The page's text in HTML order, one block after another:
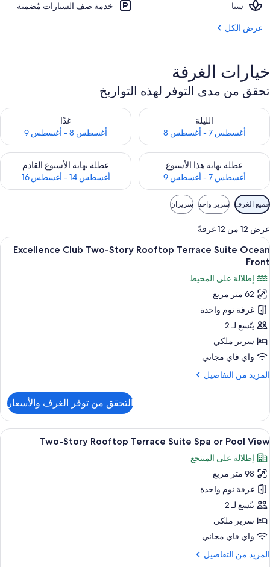
سبا
خدمة صف السيارات مُضمنة
عرض الكل
خيارات الغرفة
تحقق من مدى التوفر لهذه التواريخ
الليلة
أغسطس 7 - أغسطس 8
تحقق من مدى التوفر لليلة للفترة أغسطس 7 - أغسطس 8
غدًا
أغسطس 8 - أغسطس 9
تحقق من مدى التوفر لغد للفترة أغسطس
عطلة نهاية هذا الأسبوع
أغسطس 7 - أغسطس 9
تحقق من مدى التوفر لعطلة نهاية هذا الأسبوع للفترة أغسطس 7 - أغسطس 9
عطلة نهاية الأسبوع القادم
أغسطس 14 - أغسطس 16
تحقق من مدى التوفر لعطلة نهاية
عوامل
التصفية
المتاحة
للغرف
جميع الغرف سرير واحد سريران
عرض 12 من 12 غرفةً
استعراض
جميع
Excellence
Club
Two-
Story
Rooftop
Terrace
Suite
Ocean
7
Excellence Club Two-Story Rooftop Terrace Suite Ocean
Front
إطلالة على المحيط
62 متر مربع
غرفة نوم واحدة
يتّسع لـ 2
سرير ملكي
واي فاي مجاني
المزيد من التفاصيل
المزيد
Excellence
Club
Two-
Rooftop
Terrace
Suite
Ocean
Front
التحقق من توفر الغرف والأسعار
استعراض
جميع
صور
Two-
Story
Rooftop
Terrace
Suite
Spa
or
6
Two-Story Rooftop Terrace Suite Spa or Pool View
إطلالة على المنتجع
98 متر مربع
غرفة نوم واحدة
يتّسع لـ 2
سرير ملكي
واي فاي مجاني
المزيد من التفاصيل
المزيد